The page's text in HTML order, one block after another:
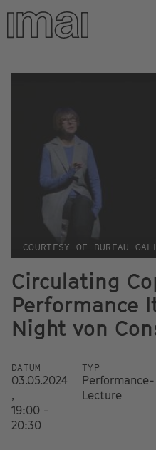
Direkt
zum
Inhalt
COURTESY OF BUREAU
Circulating
Performance
Night von
DATUM
03.05.2024
,
19:00 -
20:30
TYP
Performance-
Lecture